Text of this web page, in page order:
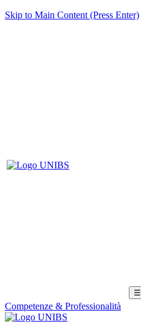
Skip to Main Content (Press Enter)
☰
Competenze & Professionalità